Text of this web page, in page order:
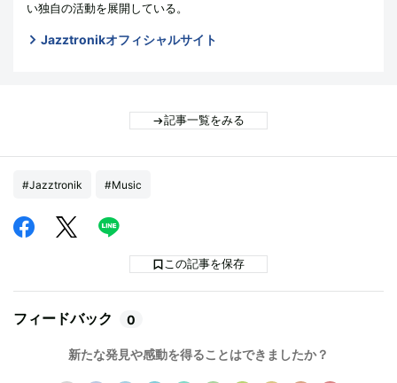
い独自の活動を展開している。
Jazztronikオフィシャルサイト
記事一覧をみる
#Jazztronik #Music
この記事を保存
フィードバック 0
新たな発見や感動を得ることはできましたか？